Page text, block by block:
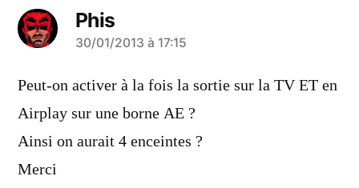
Phis
a
dit :
30/01/2013 à 17:15
Peut-on activer à la fois la sortie sur la TV ET en
Airplay sur une borne AE ?
Ainsi on aurait 4 enceintes ?
Merci